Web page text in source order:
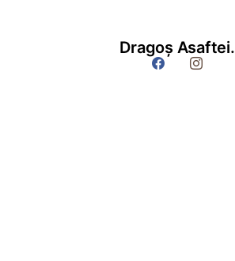
Dragoș Asaftei.